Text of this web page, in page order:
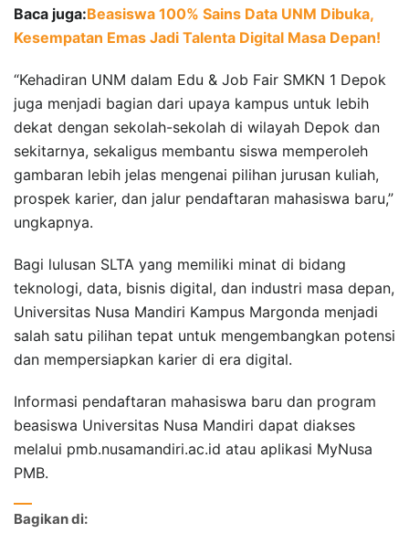
Baca juga:Beasiswa 100% Sains Data UNM Dibuka,
Kesempatan Emas Jadi Talenta Digital Masa Depan!
“Kehadiran UNM dalam Edu & Job Fair SMKN 1 Depok
juga menjadi bagian dari upaya kampus untuk lebih
dekat dengan sekolah-sekolah di wilayah Depok dan
sekitarnya, sekaligus membantu siswa memperoleh
gambaran lebih jelas mengenai pilihan jurusan kuliah,
prospek karier, dan jalur pendaftaran mahasiswa baru,”
ungkapnya.
Bagi lulusan SLTA yang memiliki minat di bidang
teknologi, data, bisnis digital, dan industri masa depan,
Universitas Nusa Mandiri Kampus Margonda menjadi
salah satu pilihan tepat untuk mengembangkan potensi
dan mempersiapkan karier di era digital.
Informasi pendaftaran mahasiswa baru dan program
beasiswa Universitas Nusa Mandiri dapat diakses
melalui pmb.nusamandiri.ac.id atau aplikasi MyNusa
PMB.
Bagikan di: